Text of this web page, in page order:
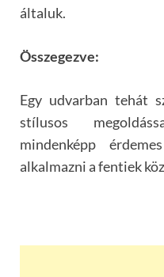
általuk.
Összegezve:
Egy udvarban tehát
stílusos
mindenképp
alkalmazni a fentiek